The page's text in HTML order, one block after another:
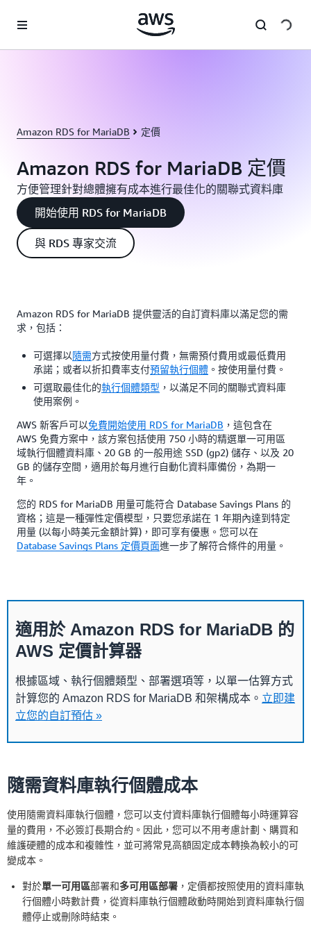
Amazon RDS for MariaDB 定價
Amazon RDS for MariaDB 定價
方便管理針對總體擁有成本進行最佳化的關聯式資料庫
開始使用 RDS for MariaDB
與 RDS 專家交流
Amazon RDS for MariaDB 提供靈活的自訂資料庫以滿足您的需
求，包括：
可選擇以隨需方式按使用量付費，無需預付費用或最低費用
承諾；或者以折扣費率支付預留執行個體 。按使用量付費。
可選取最佳化的執行個體類型 ，以滿足不同的關聯式資料庫
使用案例。
AWS 新客戶可以免費開始使用 RDS for MariaDB ，這包含在
AWS 免費方案中，該方案包括使用 750 小時的精選單一可用區
域執行個體資料庫、20 GB 的一般用途 SSD (gp2) 儲存、以及 20
GB 的儲存空間，適用於每月進行自動化資料庫備份，為期一
年。
您的 RDS for MariaDB 用量可能符合 Database Savings Plans 的
資格；這是一種彈性定價模型，只要您承諾在 1 年期內達到特定
用量 (以每小時美元金額計算)，即可享有優惠。您可以在
Database Savings Plans 定價頁面進一步了解符合條件的用量。
適用於 Amazon RDS for MariaDB 的
AWS 定價計算器
根據區域、執行個體類型、部署選項等，以單一估算方式
計算您的 Amazon RDS for MariaDB 和架構成本。 立即建
立您的自訂預估 »
隨需資料庫執行個體成本
使用隨需資料庫執行個體，您可以支付資料庫執行個體每小時運算容
量的費用，不必簽訂長期合約。因此，您可以不用考慮計劃、購買和
維護硬體的成本和複雜性，並可將常見高額固定成本轉換為較小的可
變成本。
對於單一可用區部署和多可用區部署 ，定價都按照使用的資料庫執
行個體小時數計費，從資料庫執行個體啟動時開始到資料庫執行個
體停止或刪除時結束。